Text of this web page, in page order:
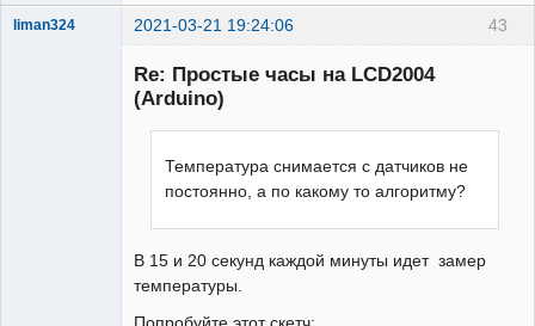
43
liman324 2021-03-21 19:24:06
Re: Простые часы на LCD2004
(Arduino)
Температура снимается с датчиков не
постоянно, а по какому то алгоритму?
В 15 и 20 секунд каждой минуты идет замер
температуры.
Попробуйте этот скетч: